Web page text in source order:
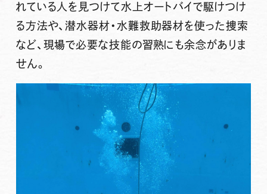
れている人を見つけて水上オートバイで駆けつけ
る方法や、潜水器材・水難救助器材を使った捜索
など、現場で必要な技能の習熟にも余念がありま
せん。